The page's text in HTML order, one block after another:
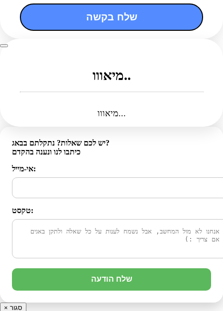
שלח בקשה
מיאווו..
מיאווו...
יש לכם שאלות? נתקלתם בבאג?
כיתבו לנו ונענה בהקדם
אי-מייל:
טקסט:
שלח הודעה
× סגור